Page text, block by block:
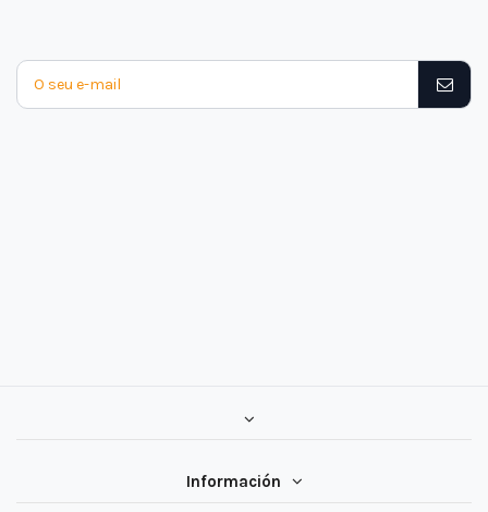
Información